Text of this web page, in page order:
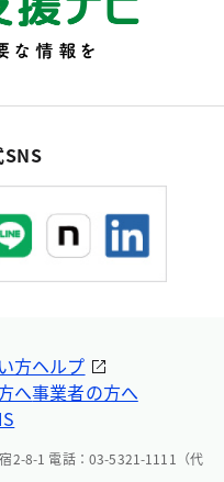
方ヘルプ
へ事業者の方へ
2-8-1 電話：03-5321-1111（代